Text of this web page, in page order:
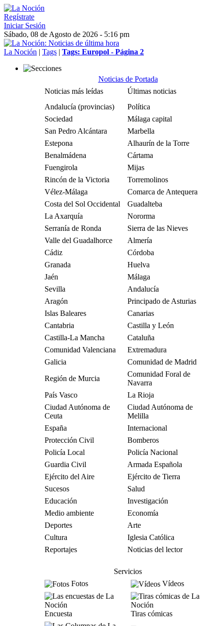
Regístrate
Iniciar Sesión
Sábado, 08 de Agosto de 2026 - 5:16 pm
La Noción | Tags | Tags: Europol - Página 2
Noticias de Portada
Noticias más leídas
Últimas noticias
Andalucía (provincias)
Política
Sociedad
Málaga capital
San Pedro Alcántara
Marbella
Estepona
Alhaurín de la Torre
Benalmádena
Cártama
Fuengirola
Mijas
Rincón de la Victoria
Torremolinos
Vélez-Málaga
Comarca de Antequera
Costa del Sol Occidental
Guadalteba
La Axarquía
Nororma
Serranía de Ronda
Sierra de las Nieves
Valle del Guadalhorce
Almería
Cádiz
Córdoba
Granada
Huelva
Jaén
Málaga
Sevilla
Andalucía
Aragón
Principado de Asturias
Islas Baleares
Canarias
Cantabria
Castilla y León
Castilla-La Mancha
Cataluña
Comunidad Valenciana
Extremadura
Galicia
Comunidad de Madrid
Región de Murcia
Comunidad Foral de
Navarra
País Vasco
La Rioja
Ciudad Autónoma de
Ceuta
Ciudad Autónoma de
Melilla
España
Internacional
Protección Civil
Bomberos
Policía Local
Policía Nacional
Guardia Civil
Armada Española
Ejército del Aire
Ejército de Tierra
Sucesos
Salud
Educación
Investigación
Medio ambiente
Economía
Deportes
Arte
Cultura
Iglesia Católica
Reportajes
Noticias del lector
Servicios
Fotos
Vídeos
Encuesta Tiras cómicas